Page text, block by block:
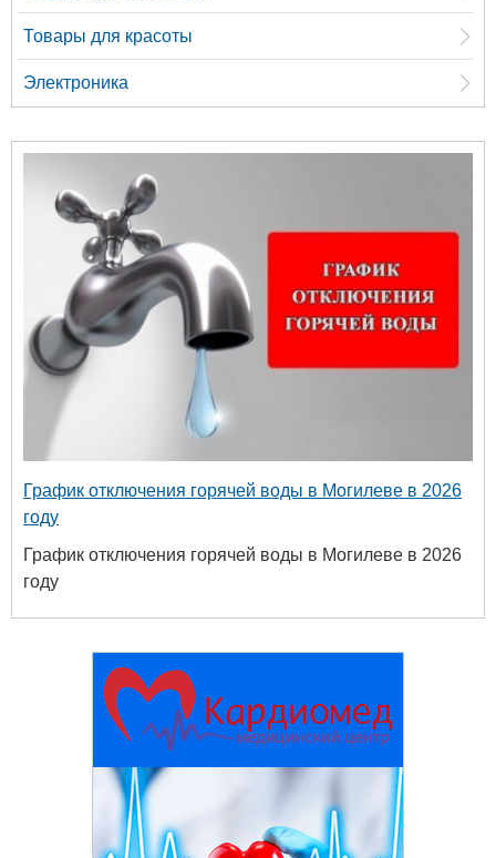
Товары для красоты
Электроника
График отключения горячей воды в Могилеве в 2026
году
График отключения горячей воды в Могилеве в 2026
году